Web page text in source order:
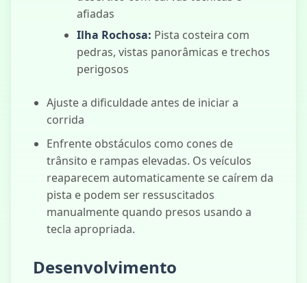
afiadas
Ilha Rochosa: Pista costeira com
pedras, vistas panorâmicas e trechos
perigosos
Ajuste a dificuldade antes de iniciar a
corrida
Enfrente obstáculos como cones de
trânsito e rampas elevadas. Os veículos
reaparecem automaticamente se caírem da
pista e podem ser ressuscitados
manualmente quando presos usando a
tecla apropriada.
Desenvolvimento